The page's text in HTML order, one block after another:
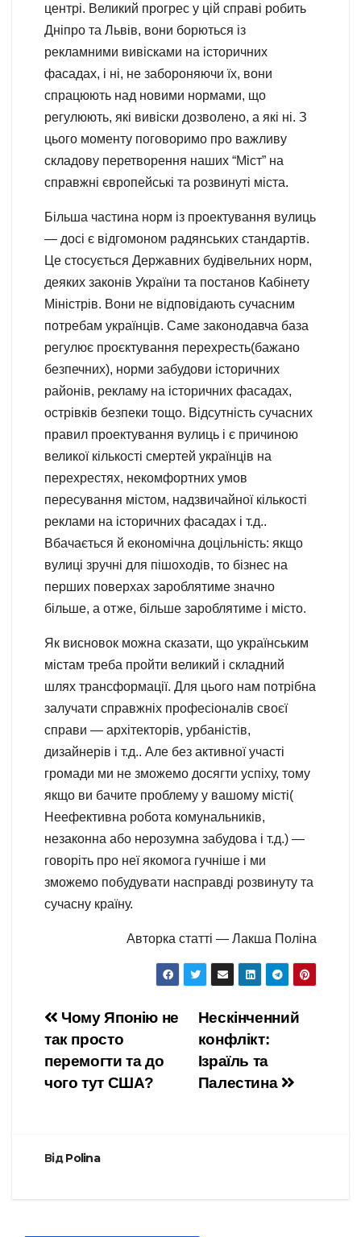
центрі. Великий прогрес у цій справі робить
Дніпро та Львів, вони борються із
рекламними вивісками на історичних
фасадах, і ні, не забороняючи їх, вони
спрацюють над новими нормами, що
регулюють, які вивіски дозволено, а які ні. З
цього моменту поговоримо про важливу
складову перетворення наших “Міст” на
справжні європейські та розвинуті міста.
Більша частина норм із проектування вулиць
— досі є відгомоном радянських стандартів.
Це стосується Державних будівельних норм,
деяких законів України та постанов Кабінету
Міністрів. Вони не відповідають сучасним
потребам українців. Саме законодавча база
регулює проєктування перехресть(бажано
безпечних), норми забудови історичних
районів, рекламу на історичних фасадах,
острівків безпеки тощо. Відсутність сучасних
правил проектування вулиць і є причиною
великої кількості смертей українців на
перехрестях, некомфортних умов
пересування містом, надзвичайної кількості
реклами на історичних фасадах і т.д..
Вбачається й економічна доцільність: якщо
вулиці зручні для пішоходів, то бізнес на
перших поверхах зароблятиме значно
більше, а отже, більше зароблятиме і місто.
Як висновок можна сказати, що українським
містам треба пройти великий і складний
шлях трансформації. Для цього нам потрібна
залучати справжніх професіоналів своєї
справи — архітекторів, урбаністів,
дизайнерів і т.д.. Але без активної участі
громади ми не зможемо досягти успіху, тому
якщо ви бачите проблему у вашому місті(
Неефективна робота комунальників,
незаконна або нерозумна забудова і т.д.) —
говоріть про неї якомога гучніше і ми
зможемо побудувати насправді розвинуту та
сучасну країну.
Авторка статті — Лакша Поліна
Навігація
записів
Нескінченний
конфлікт:
Ізраїль та
Палестина
Чому Японію не
так просто
перемогти та до
чого тут США?
ВідPolina